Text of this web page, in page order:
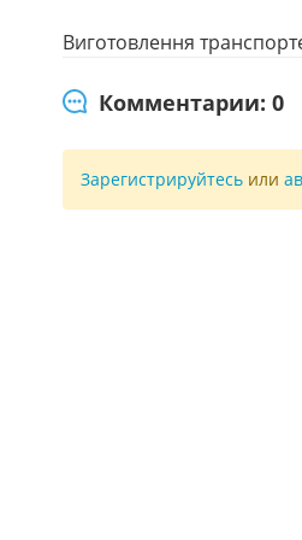
Виготовлення
Комментарии: 0
Зарегистрируйтесь или